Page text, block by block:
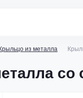
из металла
со